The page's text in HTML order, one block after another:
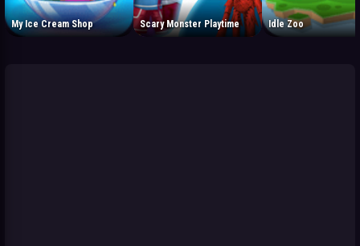
My Ice Cream Shop Scary Monster Playtime Idle Zoo